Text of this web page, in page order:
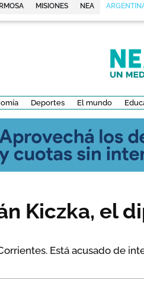
MISIONES NEA
Deportes El mundo
Kiczka, el
Está acusado de